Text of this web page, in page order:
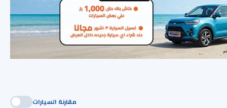
مقارنة السيارات